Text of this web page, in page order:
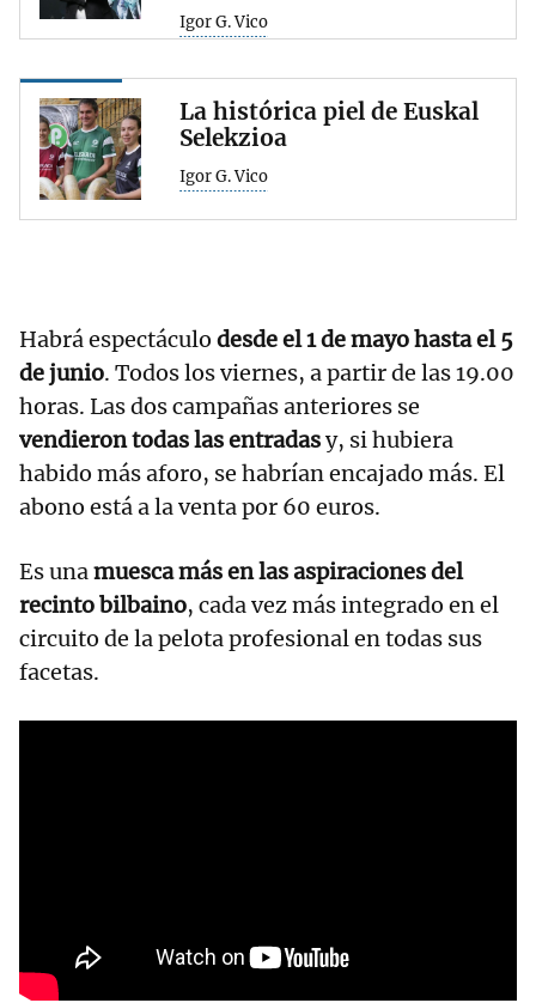
Igor G. Vico
La histórica piel de Euskal
Selekzioa
Igor G. Vico
Habrá espectáculo desde el 1 de mayo hasta el 5
de junio. Todos los viernes, a partir de las 19.00
horas. Las dos campañas anteriores se
vendieron todas las entradasy, si hubiera
habido más aforo, se habrían encajado más. El
abono está a la venta por 60 euros.
Es unamuesca más en las aspiraciones del
recinto bilbaino, cada vez más integrado en el
circuito de la pelota profesional en todas sus
facetas.